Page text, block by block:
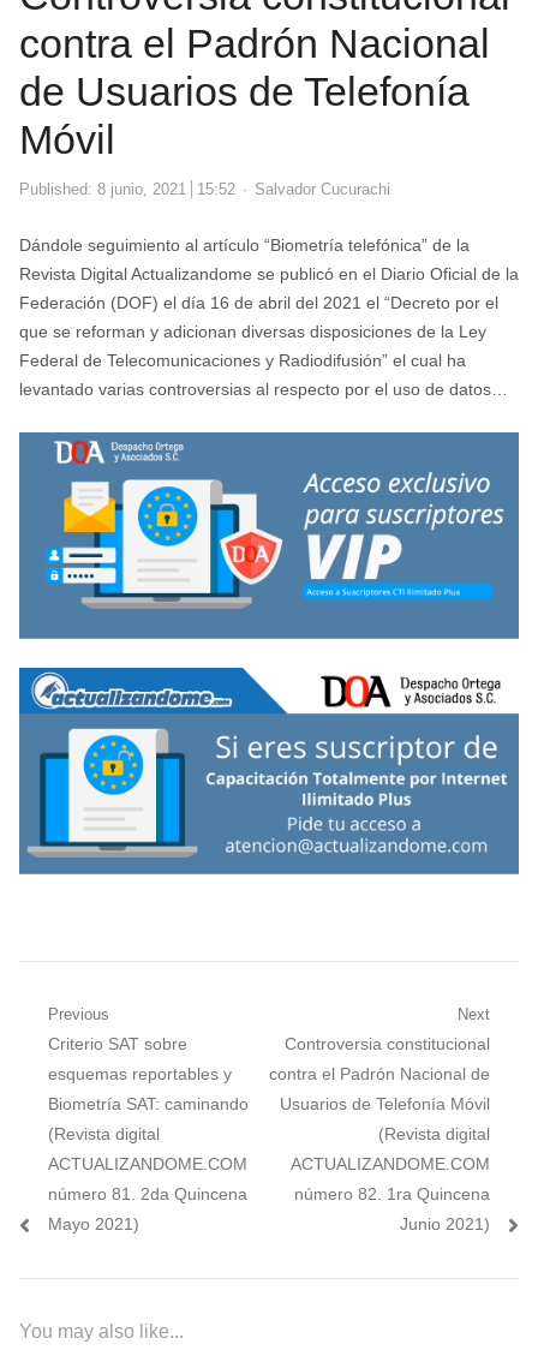
contra el Padrón Nacional
de Usuarios de Telefonía
Móvil
Published: 8 junio, 2021 15:52 Author
Salvador Cucurachi
Dándole seguimiento al artículo “Biometría telefónica” de la
Revista Digital Actualizandome se publicó en el Diario Oficial de la
Federación (DOF) el día 16 de abril del 2021 el “Decreto por el
que se reforman y adicionan diversas disposiciones de la Ley
Federal de Telecomunicaciones y Radiodifusión” el cual ha
levantado varias controversias al respecto por el uso de datos…
Navegación
entradas
Previous
Previous
post:
Criterio SAT sobre
esquemas reportables y
Biometría SAT: caminando
(Revista digital
ACTUALIZANDOME.COM
número 81. 2da Quincena
Mayo 2021)
Next
Next
post:
Controversia constitucional
contra el Padrón Nacional de
Usuarios de Telefonía Móvil
(Revista digital
ACTUALIZANDOME.COM
número 82. 1ra Quincena
Junio 2021)
You may also like...